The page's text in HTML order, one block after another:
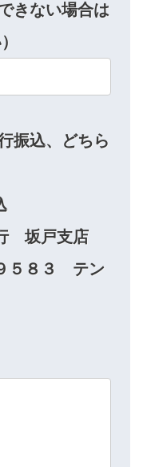
きない場合は
振込、どちら
坂戸支店
５８３ テン